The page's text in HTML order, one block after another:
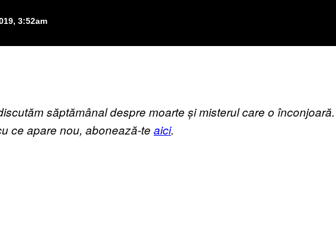
3:52am
săptămânal despre moarte și misterul care o înconjoară.
ce apare nou, abonează-te aici.